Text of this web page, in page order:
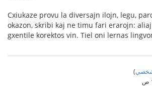
Cxiukaze provu la diversajn ilojn, legu,
okazon, skribi kaj ne timu fari erarojn:
gxentile korektos vin. Tiel oni lernas
)